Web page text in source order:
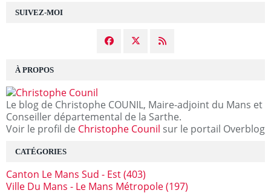
SUIVEZ-MOI
À PROPOS
Le blog de Christophe COUNIL, Maire-adjoint du Mans et
Conseiller départemental de la Sarthe.
Voir le profil de Christophe Counil sur le portail Overblog
CATÉGORIES
Canton Le Mans Sud - Est(403)
Ville Du Mans - Le Mans Métropole(197)